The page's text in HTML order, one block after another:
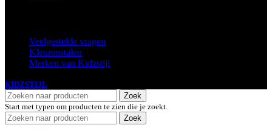
Veelgestelde vragen
Kleurenstalen
Merken van Kidzstijl
KIDZSTIJL
Zoek
Start met typen om producten te zien die je zoekt.
Zoek